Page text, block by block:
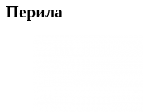
Перила